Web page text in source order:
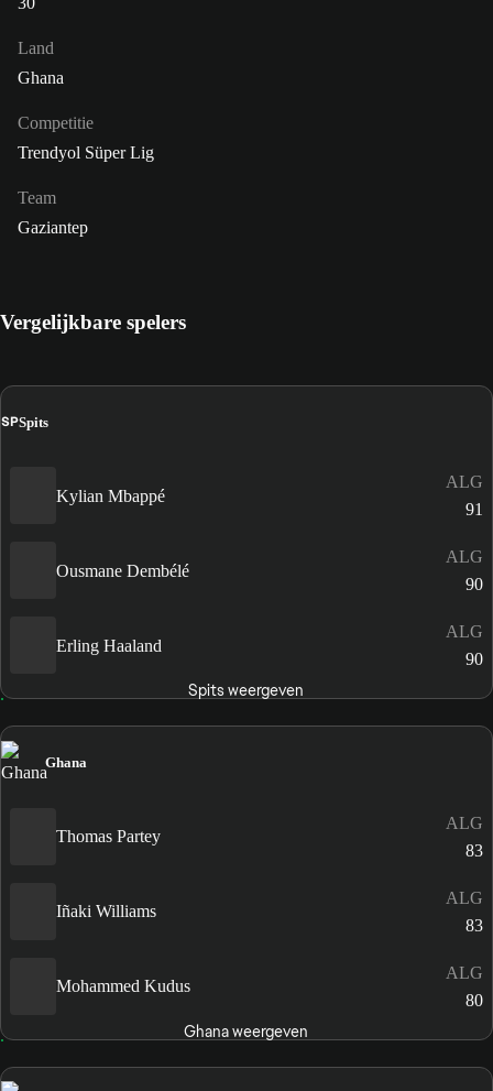
Land
Ghana
Competitie
Trendyol Süper Lig
Team
Gaziantep
Vergelijkbare spelers
SPSpits
Kylian Mbappé
ALG
91
Ousmane Dembélé
ALG
90
Erling Haaland
ALG
90
Spits weergeven
Ghana
Thomas Partey
ALG
83
Iñaki Williams
ALG
83
Mohammed Kudus
ALG
80
Ghana weergeven